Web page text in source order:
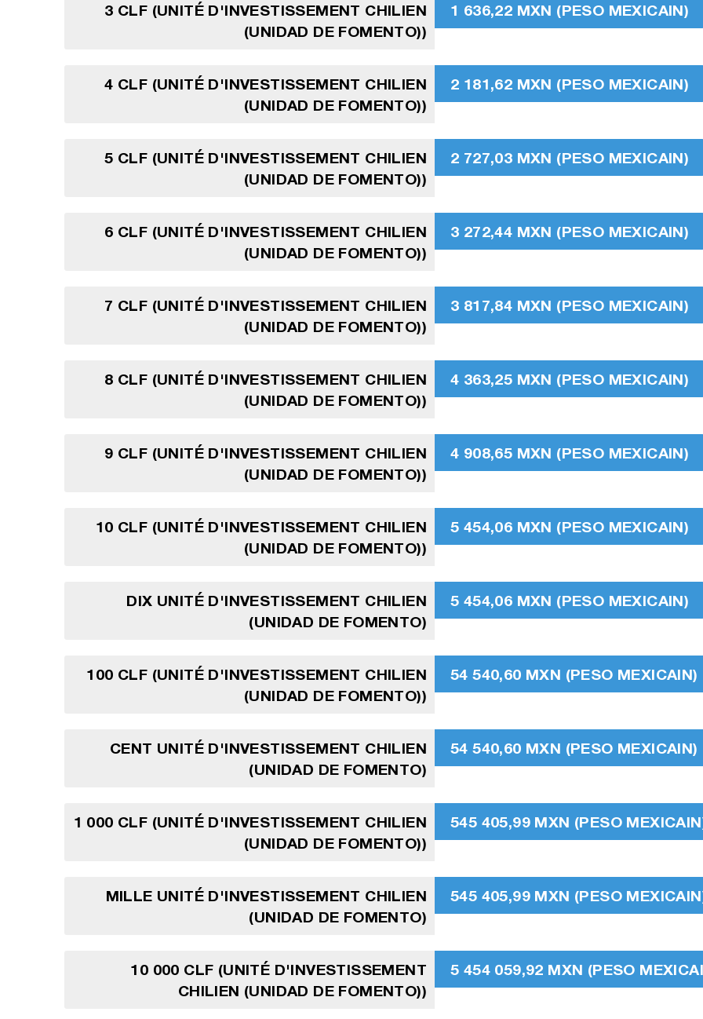
3 CLF (UNITÉ D'INVESTISSEMENT CHILIEN
(UNIDAD DE FOMENTO))
1 636,22 MXN (PESO MEXICAIN)
4 CLF (UNITÉ D'INVESTISSEMENT CHILIEN
(UNIDAD DE FOMENTO))
2 181,62 MXN (PESO MEXICAIN)
5 CLF (UNITÉ D'INVESTISSEMENT CHILIEN
(UNIDAD DE FOMENTO))
2 727,03 MXN (PESO MEXICAIN)
6 CLF (UNITÉ D'INVESTISSEMENT CHILIEN
(UNIDAD DE FOMENTO))
3 272,44 MXN (PESO MEXICAIN)
7 CLF (UNITÉ D'INVESTISSEMENT CHILIEN
(UNIDAD DE FOMENTO))
3 817,84 MXN (PESO MEXICAIN)
8 CLF (UNITÉ D'INVESTISSEMENT CHILIEN
(UNIDAD DE FOMENTO))
4 363,25 MXN (PESO MEXICAIN)
9 CLF (UNITÉ D'INVESTISSEMENT CHILIEN
(UNIDAD DE FOMENTO))
4 908,65 MXN (PESO MEXICAIN)
10 CLF (UNITÉ D'INVESTISSEMENT CHILIEN
(UNIDAD DE FOMENTO))
5 454,06 MXN (PESO MEXICAIN)
DIX UNITÉ D'INVESTISSEMENT CHILIEN
(UNIDAD DE FOMENTO)
5 454,06 MXN (PESO MEXICAIN)
100 CLF (UNITÉ D'INVESTISSEMENT CHILIEN
(UNIDAD DE FOMENTO))
54 540,60 MXN (PESO MEXICAIN)
CENT UNITÉ D'INVESTISSEMENT CHILIEN
(UNIDAD DE FOMENTO)
54 540,60 MXN (PESO MEXICAIN)
1 000 CLF (UNITÉ D'INVESTISSEMENT CHILIEN
(UNIDAD DE FOMENTO))
545 405,99 MXN (PESO
MILLE UNITÉ D'INVESTISSEMENT CHILIEN
(UNIDAD DE FOMENTO)
545 405,99 MXN (PESO
10 000 CLF (UNITÉ D'INVESTISSEMENT
CHILIEN (UNIDAD DE FOMENTO))
5 454 059,92 MXN (PESO